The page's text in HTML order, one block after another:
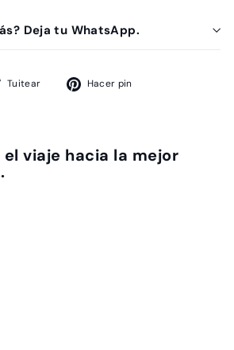
Deja tu WhatsApp.
Tuitear
TuitearHacer pin
viaje hacia la mejor